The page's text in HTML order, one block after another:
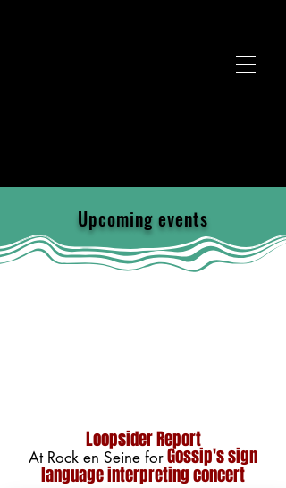
Upcoming events
Loopsider Report
At Rock en Seine forGossip's sign
language interpreting concert